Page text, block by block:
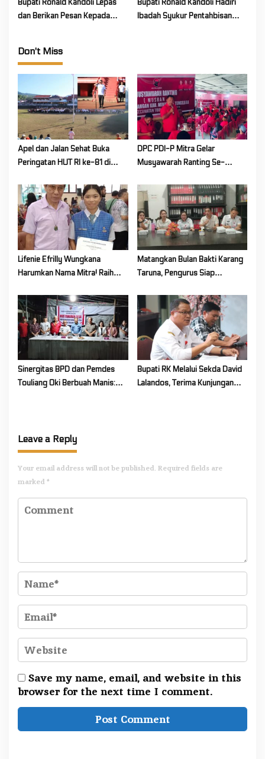
Bupati Ronald Kandoli Lepas
dan Berikan Pesan Kepada
Bupati Ronald Kandoli Hadiri
Ibadah Syukur Pentahbisan
Don't Miss
Apel dan Jalan Sehat Buka
Peringatan HUT RI ke-81 di
Persatuan dan Kesatuan
DPC PDI-P Mitra Gelar
Musyawarah Ranting Se-
Lifenie Efrilly Wungkana
Harumkan Nama Mitra! Raih
Tingkat Provinsi
Matangkan Bulan Bakti Karang
Taruna, Pengurus Siap
Mitra
Sinergitas BPD dan Pemdes
Touliang Oki Berbuah Manis:
Bupati RK Melalui Sekda David
Lalandos, Terima Kunjungan
Leave a Reply
Your email address will not be published. Required fields are
marked *
Save my name, email, and website in this
browser for the next time I comment.